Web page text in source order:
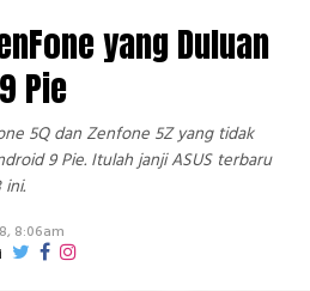
yang Duluan
Pie
5Q dan Zenfone 5Z yang tidak
9 Pie. Itulah janji ASUS terbaru
8:06am